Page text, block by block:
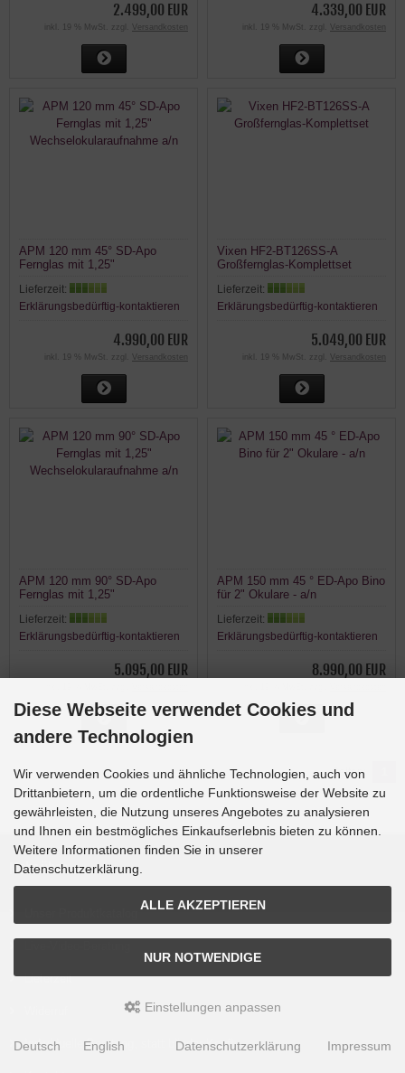
2.499,00 EUR
inkl. 19 % MwSt. zzgl. Versandkosten
4.339,00 EUR
inkl. 19 % MwSt. zzgl. Versandkosten
APM 120 mm 45° SD-Apo
Fernglas mit 1,25"
Lieferzeit:
Erklärungsbedürftig-kontaktieren
4.990,00 EUR
inkl. 19 % MwSt. zzgl. Versandkosten
Vixen HF2-BT126SS-A
Großfernglas-Komplettset
Lieferzeit:
Erklärungsbedürftig-kontaktieren
5.049,00 EUR
inkl. 19 % MwSt. zzgl. Versandkosten
APM 120 mm 90° SD-Apo
Fernglas mit 1,25"
Lieferzeit:
Erklärungsbedürftig-kontaktieren
5.095,00 EUR
APM 150 mm 45 ° ED-Apo Bino
für 2" Okulare - a/n
Lieferzeit:
Erklärungsbedürftig-kontaktieren
8.990,00 EUR
Seiten:
Mehr über...
Lieferzeit
Individuelle Beratung, statt blinder Kauf!
Diese Webseite verwendet Cookies und
andere Technologien
Wir verwenden Cookies und ähnliche Technologien, auch von
Drittanbietern, um die ordentliche Funktionsweise der Website zu
gewährleisten, die Nutzung unseres Angebotes zu analysieren
und Ihnen ein bestmögliches Einkaufserlebnis bieten zu können.
Weitere Informationen finden Sie in unserer
Datenschutzerklärung.
ALLE AKZEPTIEREN
NUR NOTWENDIGE
Einstellungen anpassen
Deutsch English Datenschutzerklärung Impressum